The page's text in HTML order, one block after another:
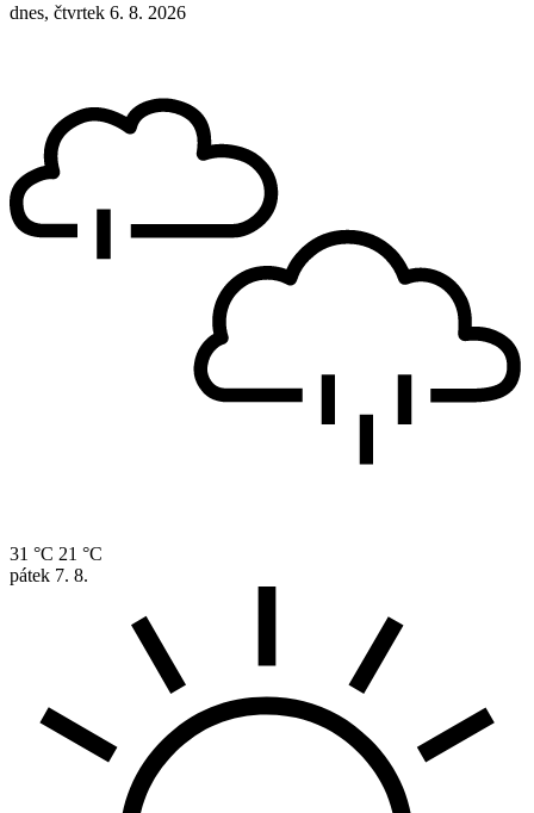
dnes, čtvrtek 6. 8. 2026
31 °C 21 °C
pátek 7. 8.